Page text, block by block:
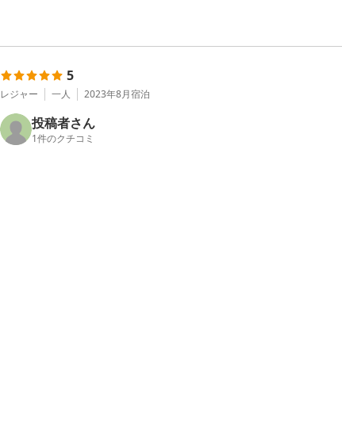
5
レジャー 一人 2023年8月宿泊
投稿者さん
1件のクチコミ